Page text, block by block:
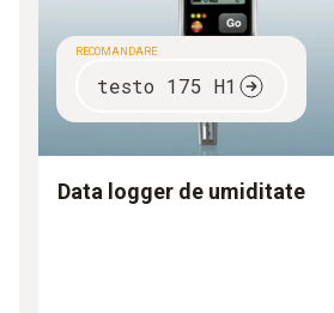
RECOMANDARE
testo 175 H1
Data logger de umiditate